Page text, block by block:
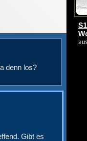
denn los?
Gibt es